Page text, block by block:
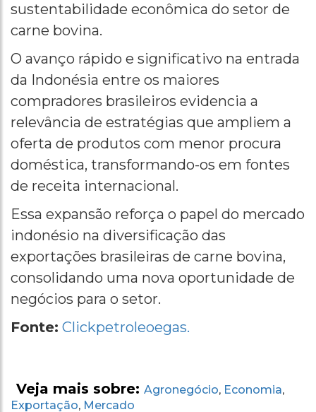
sustentabilidade econômica do setor de
carne bovina.
O avanço rápido e significativo na entrada
da Indonésia entre os maiores
compradores brasileiros evidencia a
relevância de estratégias que ampliem a
oferta de produtos com menor procura
doméstica, transformando-os em fontes
de receita internacional.
Essa expansão reforça o papel do mercado
indonésio na diversificação das
exportações brasileiras de carne bovina,
consolidando uma nova oportunidade de
negócios para o setor.
Fonte: Clickpetroleoegas.
Veja mais sobre: Agronegócio, Economia,
Exportação, Mercado